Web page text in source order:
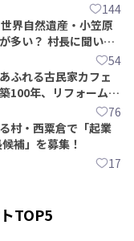
144
界自然遺産・小笠原
多い？ 村長に聞いて
54
ふれる古民家カフェ
100年、リフォームか
76
村・西粟倉で「起業
補」を募集！
17
TOP5